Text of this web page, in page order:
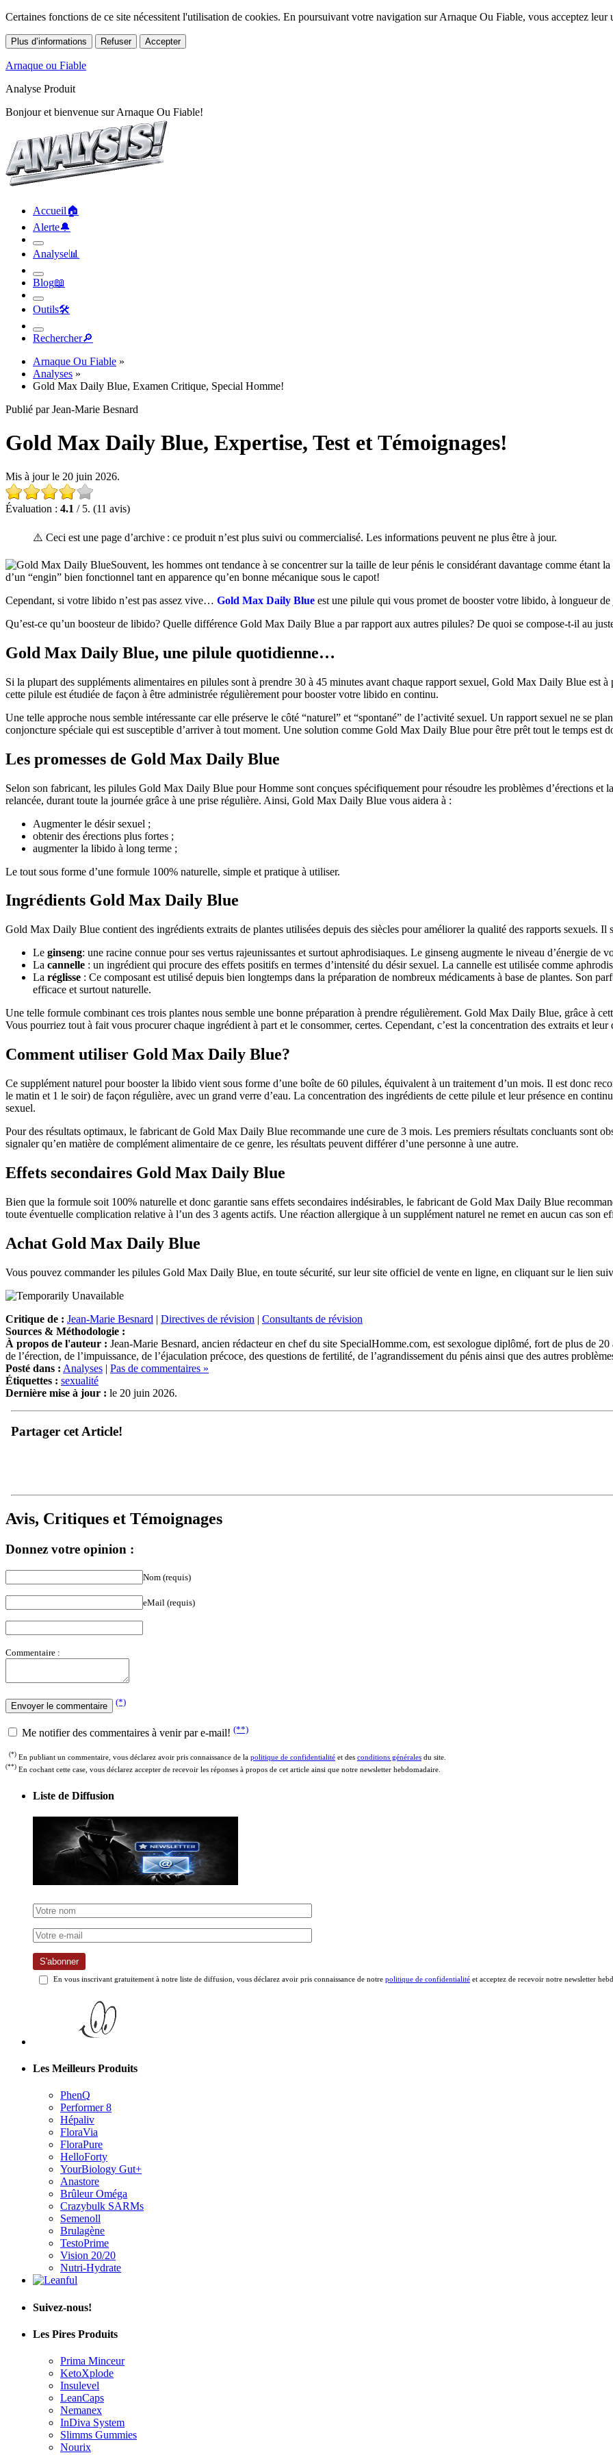
Certaines fonctions de ce site nécessitent l'utilisation de cookies. En poursuivant votre navigation sur Arnaque Ou Fiable, vous acceptez leur
Plus d’informations Refuser Accepter
Arnaque ou Fiable
Analyse Produit
Bonjour et bienvenue sur Arnaque Ou Fiable!
Accueil🏠︎
Alerte🔔︎
Analyse📊︎
Blog📖︎
Outils🛠︎
Rechercher🔎︎
Arnaque Ou Fiable »
Analyses »
Gold Max Daily Blue, Examen Critique, Special Homme!
Publié par Jean-Marie Besnard
Gold Max Daily Blue, Expertise, Test et Témoignages!
Mis à jour le 20 juin 2026.
Évaluation : 4.1 / 5. (11 avis)
⚠️ Ceci est une page d’archive : ce produit n’est plus suivi ou commercialisé. Les informations peuvent ne plus être à jour.
Souvent, les hommes ont tendance à se concentrer sur la taille de leur pénis le considérant davantage comme étant
d’un “engin” bien fonctionnel tant en apparence qu’en bonne mécanique sous le capot!
Cependant, si votre libido n’est pas assez vive… Gold Max Daily Blue est une pilule qui vous promet de booster votre libido, à longueur de
Qu’est-ce qu’un boosteur de libido? Quelle différence Gold Max Daily Blue a par rapport aux autres pilules? De quoi se compose-t-il au
Gold Max Daily Blue, une pilule quotidienne…
Si la plupart des suppléments alimentaires en pilules sont à prendre 30 à 45 minutes avant chaque rapport sexuel, Gold Max Daily Blue est
cette pilule est étudiée de façon à être administrée régulièrement pour booster votre libido en continu.
Une telle approche nous semble intéressante car elle préserve le côté “naturel” et “spontané” de l’activité sexuel. Un rapport sexuel ne se
conjoncture spéciale qui est susceptible d’arriver à tout moment. Une solution comme Gold Max Daily Blue pour être prêt tout le temps est
Les promesses de Gold Max Daily Blue
Selon son fabricant, les pilules Gold Max Daily Blue pour Homme sont conçues spécifiquement pour résoudre les problèmes d’érections et
relancée, durant toute la journée grâce à une prise régulière. Ainsi, Gold Max Daily Blue vous aidera à :
Augmenter le désir sexuel ;
obtenir des érections plus fortes ;
augmenter la libido à long terme ;
Le tout sous forme d’une formule 100% naturelle, simple et pratique à utiliser.
Ingrédients Gold Max Daily Blue
Gold Max Daily Blue contient des ingrédients extraits de plantes utilisées depuis des siècles pour améliorer la qualité des rapports sexuels. Il
Le ginseng: une racine connue pour ses vertus rajeunissantes et surtout aphrodisiaques. Le ginseng augmente le niveau d’énergie de
La cannelle : un ingrédient qui procure des effets positifs en termes d’intensité du désir sexuel. La cannelle est utilisée comme
La réglisse : Ce composant est utilisé depuis bien longtemps dans la préparation de nombreux médicaments à base de plantes. Son
efficace et surtout naturelle.
Une telle formule combinant ces trois plantes nous semble une bonne préparation à prendre régulièrement. Gold Max Daily Blue, grâce à
Vous pourriez tout à fait vous procurer chaque ingrédient à part et le consommer, certes. Cependant, c’est la concentration des extraits et
Comment utiliser Gold Max Daily Blue?
Ce supplément naturel pour booster la libido vient sous forme d’une boîte de 60 pilules, équivalent à un traitement d’un mois. Il est donc
le matin et 1 le soir) de façon régulière, avec un grand verre d’eau. La concentration des ingrédients de cette pilule et leur présence en
sexuel.
Pour des résultats optimaux, le fabricant de Gold Max Daily Blue recommande une cure de 3 mois. Les premiers résultats concluants sont
signaler qu’en matière de complément alimentaire de ce genre, les résultats peuvent différer d’une personne à une autre.
Effets secondaires Gold Max Daily Blue
Bien que la formule soit 100% naturelle et donc garantie sans effets secondaires indésirables, le fabricant de Gold Max Daily Blue
toute éventuelle complication relative à l’un des 3 agents actifs. Une réaction allergique à un supplément naturel ne remet en aucun cas son
Achat Gold Max Daily Blue
Vous pouvez commander les pilules Gold Max Daily Blue, en toute sécurité, sur leur site officiel de vente en ligne, en cliquant sur le lien
Critique de : Jean-Marie Besnard | Directives de révision | Consultants de révision
Sources & Méthodologie :
À propos de l'auteur : Jean-Marie Besnard, ancien rédacteur en chef du site SpecialHomme.com, est sexologue diplômé, fort de plus de
de l’érection, de l’impuissance, de l’éjaculation précoce, des questions de fertilité, de l’agrandissement du pénis ainsi que des autres
Posté dans : Analyses | Pas de commentaires »
Étiquettes : sexualité
Dernière mise à jour : le 20 juin 2026.
Partager cet Article!
Avis, Critiques et Témoignages
Donnez votre opinion :
Nom (requis)
eMail (requis)
Commentaire :
(*)
Me notifier des commentaires à venir par e-mail! (**)
(*) En publiant un commentaire, vous déclarez avoir pris connaissance de la politique de confidentialité et des conditions générales du site.
(**) En cochant cette case, vous déclarez accepter de recevoir les réponses à propos de cet article ainsi que notre newsletter hebdomadaire.
Liste de Diffusion
S'abonner
En vous inscrivant gratuitement à notre liste de diffusion, vous déclarez avoir pris connaissance de notre politique de confidentialité et acceptez de recevoir notre newsletter
Les Meilleurs Produits
PhenQ
Performer 8
Hépaliv
FloraVia
FloraPure
HelloForty
YourBiology Gut+
Anastore
Brûleur Oméga
Crazybulk SARMs
Semenoll
Brulagène
TestoPrime
Vision 20/20
Nutri-Hydrate
Suivez-nous!
Les Pires Produits
Prima Minceur
KetoXplode
Insulevel
LeanCaps
Nemanex
InDiva System
Slimms Gummies
Nourix